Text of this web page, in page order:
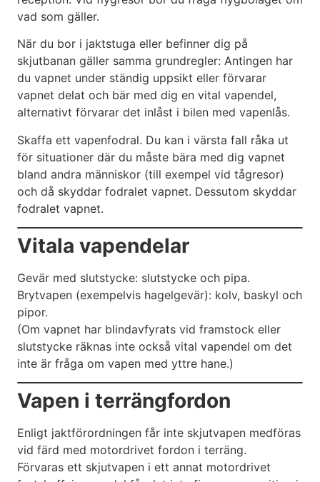
vad som gäller.
När du bor i jaktstuga eller befinner dig på
skjutbanan gäller samma grundregler: Antingen har
du vapnet under ständig uppsikt eller förvarar
vapnet delat och bär med dig en vital vapendel,
alternativt förvarar det inlåst i bilen med vapenlås.
Skaffa ett vapenfodral. Du kan i värsta fall råka ut
för situationer där du måste bära med dig vapnet
bland andra människor (till exempel vid tågresor)
och då skyddar fodralet vapnet. Dessutom skyddar
fodralet vapnet.
Vitala vapendelar
Gevär med slutstycke: slutstycke och pipa.
Brytvapen (exempelvis hagelgevär): kolv, baskyl och
pipor.
(Om vapnet har blindavfyrats vid framstock eller
slutstycke räknas inte också vital vapendel om det
inte är fråga om vapen med yttre hane.)
Vapen i terrängfordon
Enligt jaktförordningen får inte skjutvapen medföras
vid färd med motordrivet fordon i terräng.
Förvaras ett skjutvapen i ett annat motordrivet